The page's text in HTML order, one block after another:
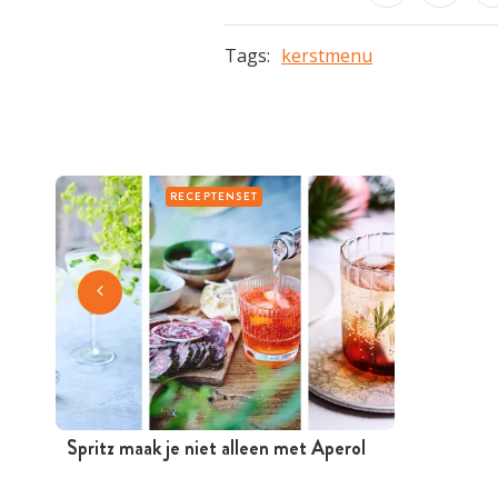
RECEPTENSET
Spritz maak je niet alleen met Aperol
Tags: kerstmenu